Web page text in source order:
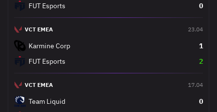
FUT Esports
0
VCT EMEA 23.04
Karmine Corp
1
FUT Esports
2
VCT EMEA 17.04
Team Liquid
0